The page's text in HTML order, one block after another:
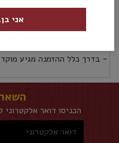
מק”ט:8410261151625
- בדרך כלל ההזמנה מגיע
הכניסו דואר
דואר אלקטרוני
אני